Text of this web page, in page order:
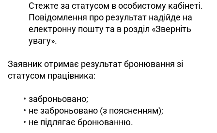
Стежте за статусом в особистому кабінеті.
Повідомлення про результат надійде на
електронну пошту та в розділ «Зверніть
увагу».
Заявник отримає результат бронювання зі
статусом працівника:
заброньовано;
не заброньовано (з поясненням);
не підлягає бронюванню.